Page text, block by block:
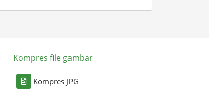
Kompres file gambar
Kompres JPG